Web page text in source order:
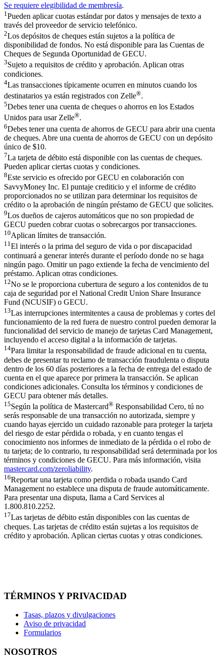
Se requiere elegibilidad de membresía.
1 Pueden aplicar cuotas estándar por datos y mensajes de texto a
través del proveedor de servicio telefónico.
2Los depósitos de cheques están sujetos a la política de
disponibilidad de fondos. No está disponible para las Cuentas de
Cheques de Segunda Oportunidad de GECU.
3Sujeto a requisitos de crédito y aprobación. Aplican otras
condiciones.
4Las transacciones típicamente ocurren en minutos cuando los
destinatarios ya están registrados con Zelle®.
5Debes tener una cuenta de cheques o ahorros en los Estados
Unidos para usar Zelle®.
6Debes tener una cuenta de ahorros de GECU para abrir una cuenta
de cheques. Abre una cuenta de ahorros de GECU con un depósito
único de $10.
7La tarjeta de débito está disponible con las cuentas de cheques.
Pueden aplicar ciertas cuotas y condiciones.
8Este servicio es ofrecido por GECU en colaboración con
SavvyMoney Inc. El puntaje crediticio y el informe de crédito
proporcionados no se utilizan para determinar los requisitos de
crédito o la aprobación de ningún préstamo de GECU que solicites.
9Los dueños de cajeros automáticos que no son propiedad de
GECU pueden cobrar cuotas o sobrecargos por transacciones.
10Aplican límites de transacción.
11El interés o la prima del seguro de vida o por discapacidad
continuará a generar interés durante el período donde no se haga
ningún pago. Omitir un pago extiende la fecha de vencimiento del
préstamo. Aplican otras condiciones.
12No se le proporciona cubertura de seguro a los contenidos de tu
caja de seguridad por el National Credit Union Share Insurance
Fund (NCUSIF) o GECU.
13Las interrupciones intermitentes a causa de problemas y cortes del
funcionamiento de la red fuera de nuestro control pueden demorar la
funcionalidad del servicio de manejo de tarjetas Card Management,
incluyendo el acceso digital a la información de tarjetas.
14Para limitar la responsabilidad de fraude adicional en tu cuenta,
debes de presentar tu reclamo de transacción fraudulenta o disputa
dentro de los 60 días posteriores a la fecha de entrega del estado de
cuenta en el que aparece por primera la transacción. Se aplican
condiciones adicionales. Consulta los términos y condiciones de
GECU para obtener más detalles.
15Según la política de Mastercard® Responsabilidad Cero, tú no
serás responsable de una transacción no autorizada, siempre y
cuando hayas ejercido un cuidado razonable para proteger la tarjeta
del riesgo de estar pérdida o robada, y en cuanto tengas el
conocimiento nos informes de inmediato de la pérdida o el robo de
tu tarjeta; de lo contrario, tu responsabilidad será determinada por los
términos y condiciones de GECU. Para más información, visita
mastercard.com/zeroliability.
16Reportar una tarjeta como perdida o robada usando Card
Management no establece una disputa de fraude automáticamente.
Para presentar una disputa, llama a Card Services al
1.800.810.2252.
17Las tarjetas de débito están disponibles con las cuentas de
cheques. Las tarjetas de crédito están sujetas a los requisitos de
crédito y aprobación. Aplican ciertas cuotas y otras condiciones.
TÉRMINOS Y PRIVACIDAD
Tasas, plazos y divulgaciones
Aviso de privacidad
Formularios
NOSOTROS